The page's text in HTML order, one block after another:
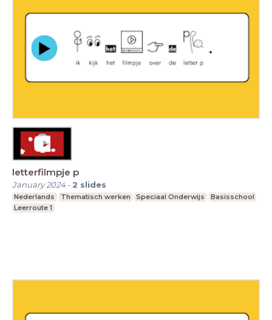
letterfilmpje p
January 2024- 2 slides
Nederlands Thematisch werken Speciaal Onderwijs
Basisschool
Leerroute 1